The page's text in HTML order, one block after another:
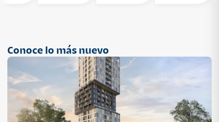
Conoce lo más nuevo